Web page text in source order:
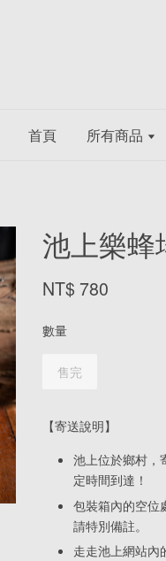
首頁 所有商品
池上樂蜂
NT$ 780
數量
售完
【寄送說明】
池上位於鄉村，
定時間到達！
包裝箱內的空位
請特別備註。
走走池上網站內